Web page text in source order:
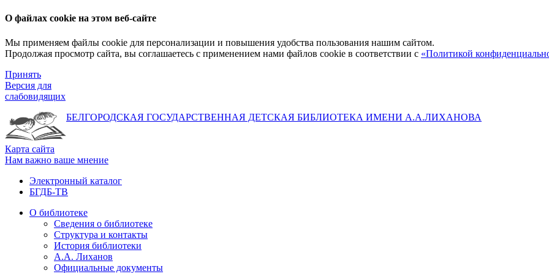
О файлах cookie на этом веб-сайте
Мы применяем файлы cookie для персонализации и повышения удобства пользования нашим сайтом.
Продолжая просмотр сайта, вы соглашаетесь с применением нами файлов cookie в соответствии с «Политикой
Принять
Версия для
слабовидящих
БЕЛГОРОДСКАЯ ГОСУДАРСТВЕННАЯ ДЕТСКАЯ БИБЛИОТЕКА ИМЕНИ А.А.ЛИХАНОВА
Карта сайта
Нам важно ваше мнение
Электронный каталог
БГДБ-ТВ
О библиотеке
Сведения о библиотеке
Структура и контакты
История библиотеки
А.А. Лиханов
Официальные документы